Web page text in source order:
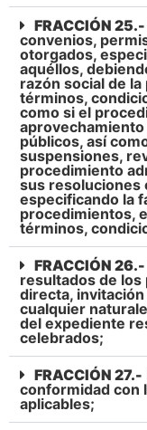
FRACCIÓN 25.-
convenios,
otorgados,
aquéllos,
razón social de
términos,
como si el
públicos, así
suspensiones,
procedimiento
sus resoluciones
especificando la
procedimientos,
términos,
FRACCIÓN 26.-
resultados de
directa,
cualquier
del expediente
celebrados;
FRACCIÓN 27.-
conformidad con
aplicables;